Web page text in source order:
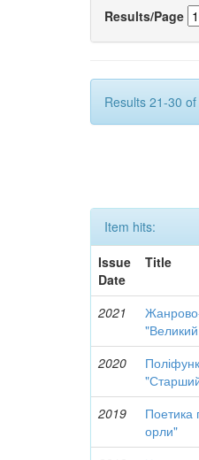
Results/Page
Results 21-30
Item hits:
Issue
Date
Title
2021
"Великий
2020
2019
Поетика
орли"